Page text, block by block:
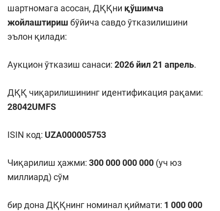
шартномага асосан, ДҚҚни қўшимча
жойлаштириш бўйича савдо ўтказилишини
эълон қилади:
Аукцион ўтказиш санаси: 2026 йил21 апрель.
ДҚҚ чиқарилишининг идентификация рақами:
28042UMFS
ISIN код: UZA000005753
Чиқарилиш ҳажми: 300 000 000 000 (уч юз
миллиард) сўм
бир дона ДҚҚнинг номинал қиймати: 1 000 000